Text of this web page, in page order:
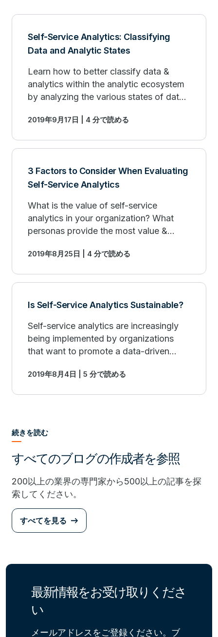
Self-Service Analytics: Classifying
Data and Analytic States
Learn how to better classify data &
analytics within the analytic ecosystem
by analyzing the various states of data
more.
2019年9月17日 | 4 分で読める
3 Factors to Consider When Evaluating
Self-Service Analytics
What is the value of self-service
analytics in your organization? What
personas provide the most value &
resources? Read more.
2019年8月25日 | 4 分で読める
Is Self-Service Analytics Sustainable?
Self-service analytics are increasingly
being implemented by organizations
that want to promote a data-driven
more.
2019年8月4日 | 5 分で読める
続きを読む
すべてのブログの作成者を参照
200以上の業界の専門家から500以上の記事を探
索してください。
すべてを見る
最新情報をお受け取りくださ
い
メールアドレスをご登録ください。ブ